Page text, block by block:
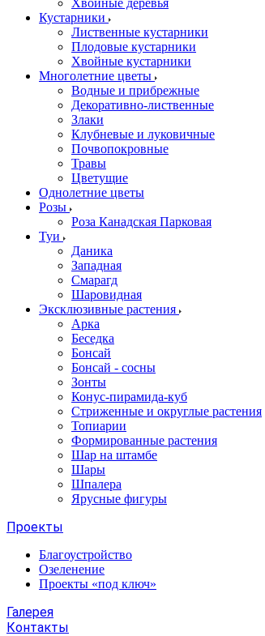
Хвойные деревья
Кустарники
Лиственные кустарники
Плодовые кустарники
Хвойные кустарники
Многолетние цветы
Водные и прибрежные
Декоративно-лиственные
Злаки
Клубневые и луковичные
Почвопокровные
Травы
Цветущие
Однолетние цветы
Розы
Роза Канадская Парковая
Туи
Даника
Западная
Смарагд
Шаровидная
Эксклюзивные растения
Арка
Беседка
Бонсай
Бонсай - сосны
Зонты
Конус-пирамида-куб
Стриженные и округлые растения
Топиарии
Формированные растения
Шар на штамбе
Шары
Шпалера
Ярусные фигуры
Проекты
Благоустройство
Озеленение
Проекты «под ключ»
Галерея
Контакты